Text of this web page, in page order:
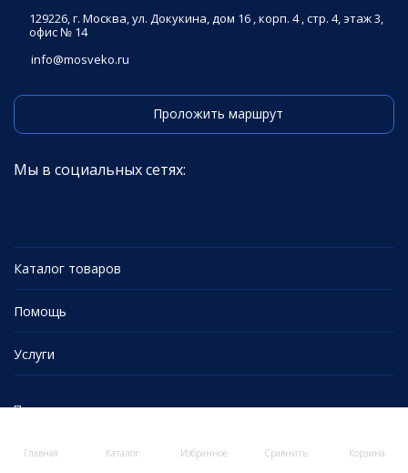
Главная Каталог Избранное Сравнить Корзина
129226, г. Москва, ул. Докукина, дом 16 , корп. 4 , стр. 4, этаж 3,
офис № 14
info@mosveko.ru
Проложить маршрут
Мы в социальных сетях:
Каталог товаров
Помощь
Услуги
Политика персональных данных